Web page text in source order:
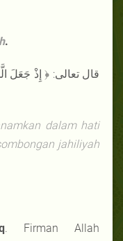
.
قال تعالى: ﴿ إِذْ جَعَلَ
dalam hati
jahiliyah
. Firman Allah